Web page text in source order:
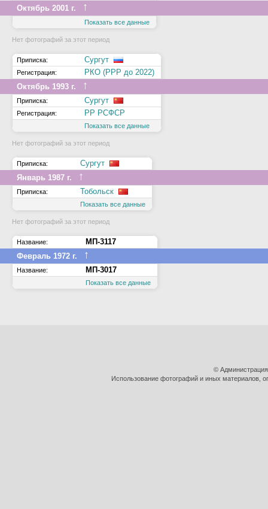
Октябрь 2001 г.
↑
Показать все данные
Нет фотографий за этот период
Приписка: Сургут
Регистрация:
РКО (РРР до 2022)
Октябрь 1993 г.
↑
Приписка: Сургут
Регистрация: РР РСФСР
Показать все данные
Нет фотографий за этот период
Приписка:
Сургут
Январь 1987 г.
↑
Приписка: Тобольск
Показать все данные
Нет фотографий за этот период
Название:
МП-3117
Февраль 1972 г.
↑
Название: МП-3017
Показать все данные
©
Использование фотографий и иных материалов,